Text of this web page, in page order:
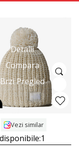
Detalii
Compara
Brzi Pregled
Vezi similar
1